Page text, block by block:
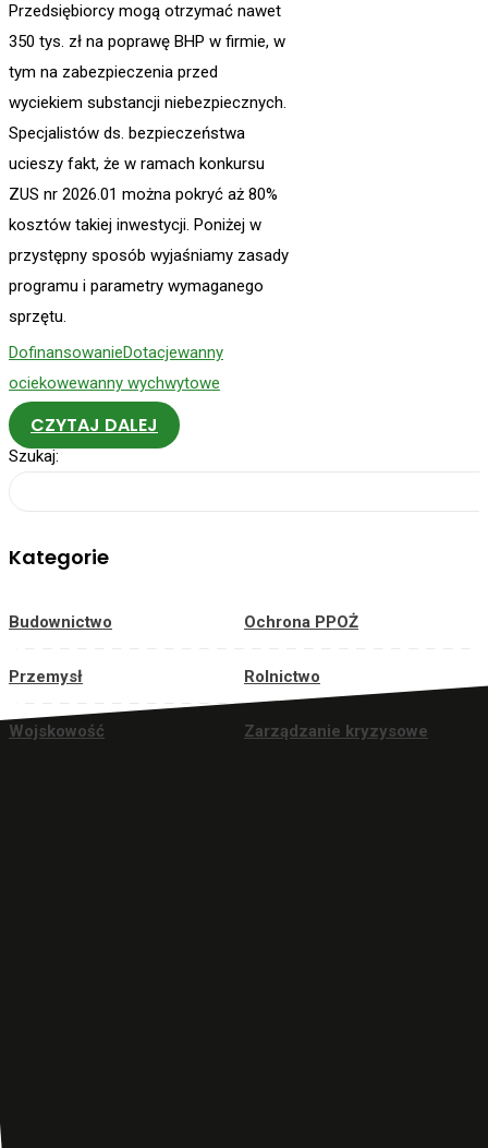
Przedsiębiorcy mogą otrzymać nawet
350 tys. zł na poprawę BHP w firmie, w
tym na zabezpieczenia przed
wyciekiem substancji niebezpiecznych.
Specjalistów ds. bezpieczeństwa
ucieszy fakt, że w ramach konkursu
ZUS nr 2026.01 można pokryć aż 80%
kosztów takiej inwestycji. Poniżej w
przystępny sposób wyjaśniamy zasady
programu i parametry wymaganego
sprzętu.
DofinansowanieDotacjewanny
ociekowewanny wychwytowe
CZYTAJ DALEJ
Szukaj:
Kategorie
Budownictwo Ochrona PPOŻ
Przemysł Rolnictwo
Wojskowość Zarządzanie kryzysowe